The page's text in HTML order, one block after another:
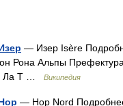
— Изер Isère
Рона Альпы
Ла Т …
Википедия
— Нор Nord